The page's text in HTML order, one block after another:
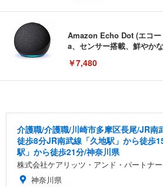
Amazon Echo Dot (エコ
a、センサー搭載、鮮やか
￥7,480
[EdoErgo] オフィスチェ
い 跳ね上げ式アームレス
キング pc 事務椅子 360度
ン樹脂ベース 通気性メッシ
(黒網+黒枠+黒足)
￥5,699
EIZO ビジネス向けプレミ
EV3240X-WT | 31.5型4K
イト
￥105,595
回使い捨て 無香料 ホワイ
￥3,373
介護職/介護職/川崎市多摩区長尾/JR南
徒歩8分JR南武線「久地駅」から徒歩
駅」から徒歩21分/神奈川県
株式会社ケアリッツ・アンド・パートナ
神奈川県